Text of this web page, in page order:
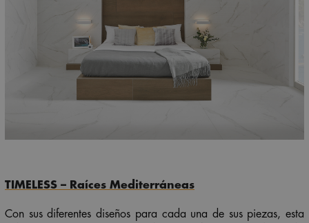
TIMELESS – Raíces Mediterráneas
Con sus diferentes diseños para cada una de sus piezas, esta